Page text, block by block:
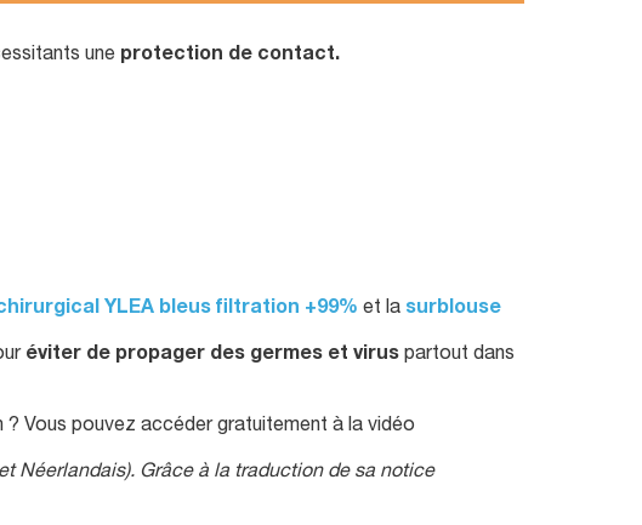
une protection de contact.
YLEA bleus filtration +99% et la surblouse
éviter de propager des germes et virus partout dans
Vous pouvez accéder gratuitement à la vidéo
Néerlandais). Grâce à la traduction de sa notice